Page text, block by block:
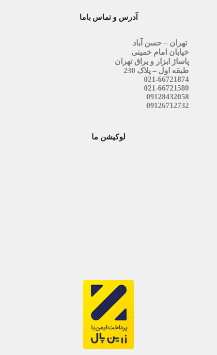
آدرس و تماس باما
تهران – حسن آباد
خیابان امام خمینی
پاساژ ابزار و یراق تهران
طبقه اول – پلاک 230
021-66721874
021-66721580
09128432058
09126712732
لوکیشن ما